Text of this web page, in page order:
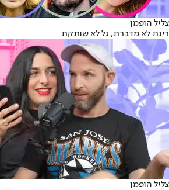
צליל הופמן
רינת לא מדברת, גל לא שותקת
צליל הופמן